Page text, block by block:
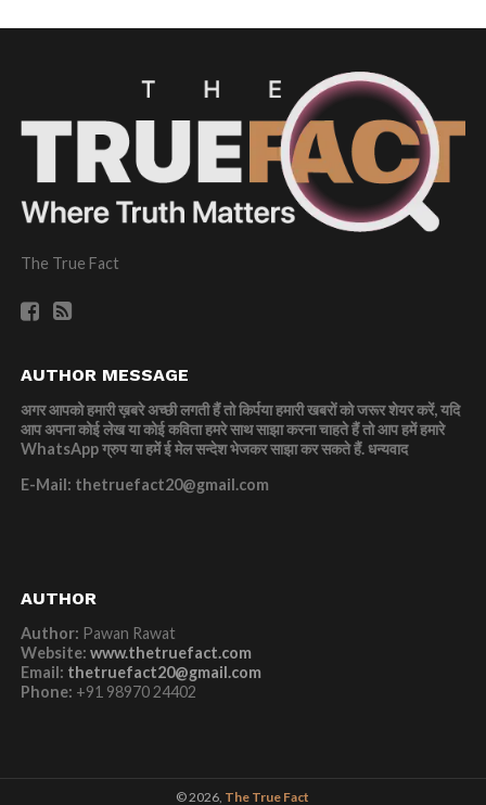
The True Fact
AUTHOR MESSAGE
अगर आपको हमारी ख़बरे अच्छी लगती हैं तो किर्पया हमारी खबरों को जरूर शेयर करें, यदि
आप अपना कोई लेख या कोई कविता हमरे साथ साझा करना चाहते हैं तो आप हमें हमारे
WhatsApp ग्रुप या हमें ई मेल सन्देश भेजकर साझा कर सकते हैं.धन्यवाद
E-Mail: thetruefact20@gmail.com
AUTHOR
Author: Pawan Rawat
Website: www.thetruefact.com
Email: thetruefact20@gmail.com
Phone: +91 98970 24402
© 2026, The True Fact